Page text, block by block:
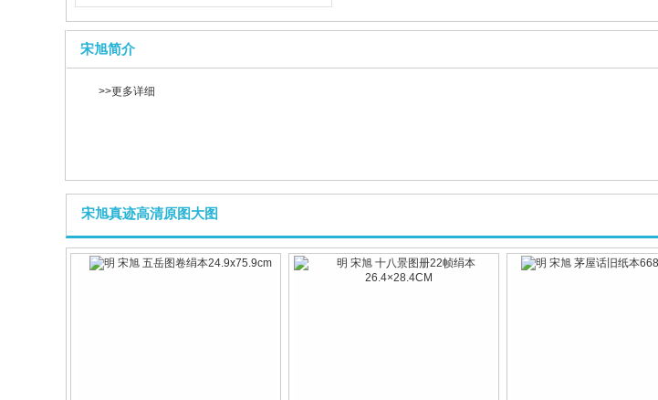
宋旭简介
>>更多详细
宋旭真迹高清原图大图